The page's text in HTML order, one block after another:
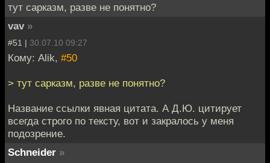
тут сарказм, разве не понятно?
vav »
#51 | 30.07.10 09:27
Кому: Alik, #50
> тут сарказм, разве не понятно?
Название ссылки явная цитата. А Д.Ю. цитирует
всегда строго по тексту, вот и закралось у меня
подозрение.
Schneider »